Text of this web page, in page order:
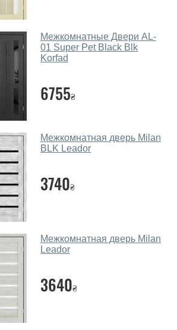
Межкомнатные Двери AL-
01 Super Pet Black Blk
Korfad
6755₴
Межкомнатная дверь Milan
BLK Leador
3740₴
Межкомнатная дверь Milan
Leador
3640₴